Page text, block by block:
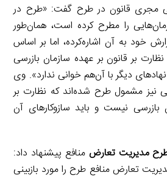
مجری قانون در طرح گفت: «طرح در
را مطرح کرده است، همان‌طور
خود به آن اشاره‌کرده، اما بر اساس
نظارت بر قانون بر عهده سازمان بازرسی
دیگر با آن‌هم خوانی ندارد». وی
نیز مشمول طرح شده‌اند که نظارت بر
بازرسی نیست و باید سازوکارهای آن
مدیریت تعارض منافع پیشنهاد داد:
تعارض منافع طرح را مورد بازبینی